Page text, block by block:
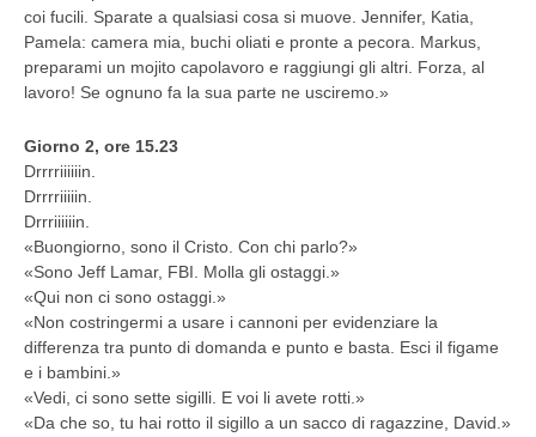
coi fucili. Sparate a qualsiasi cosa si muove. Jennifer, Katia,
Pamela: camera mia, buchi oliati e pronte a pecora. Markus,
preparami un mojito capolavoro e raggiungi gli altri. Forza, al
lavoro! Se ognuno fa la sua parte ne usciremo.»
Giorno 2, ore 15.23
Drrrriiiiiin.
Drrrriiiiin.
Drrriiiiiin.
«Buongiorno, sono il Cristo. Con chi parlo?»
«Sono Jeff Lamar, FBI. Molla gli ostaggi.»
«Qui non ci sono ostaggi.»
«Non costringermi a usare i cannoni per evidenziare la
differenza tra punto di domanda e punto e basta. Esci il figame
e i bambini.»
«Vedi, ci sono sette sigilli. E voi li avete rotti.»
«Da che so, tu hai rotto il sigillo a un sacco di ragazzine, David.»